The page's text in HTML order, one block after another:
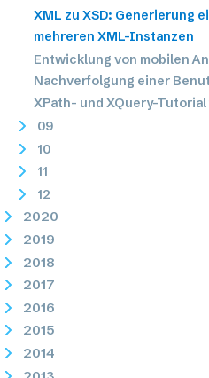
XML zu XSD: Generierung
mehreren XML-Instanzen
Entwicklung von mobilen
Nachverfolgung einer
XPath- und XQuery-
09
10
11
12
2020
2019
2018
2017
2016
2015
2014